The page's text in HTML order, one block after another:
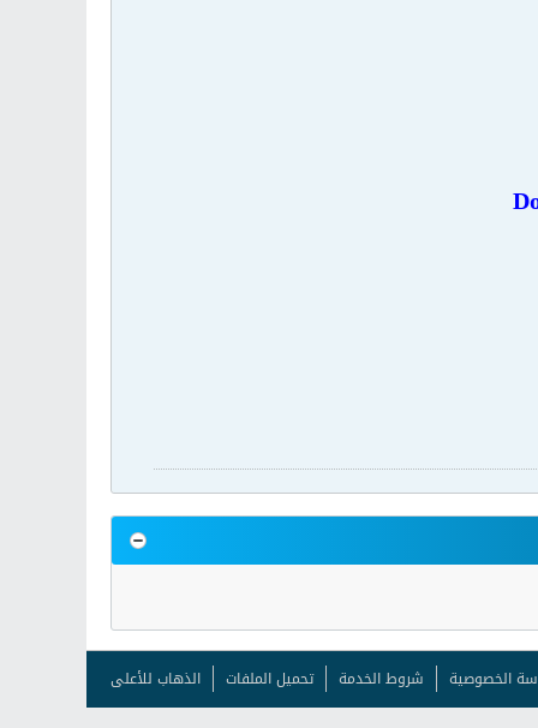
الخصوصية شروط الخدمة تحميل الملفات الذهاب للأعلى